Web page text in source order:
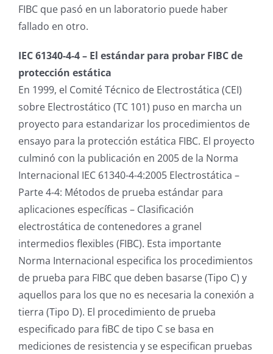
FIBC que pasó en un laboratorio puede haber
fallado en otro.
IEC 61340-4-4 – El estándar para probar FIBC de
protección estática
En 1999, el Comité Técnico de Electrostática (CEI)
sobre Electrostático (TC 101) puso en marcha un
proyecto para estandarizar los procedimientos de
ensayo para la protección estática FIBC. El proyecto
culminó con la publicación en 2005 de la Norma
Internacional IEC 61340-4-4:2005 Electrostática –
Parte 4-4: Métodos de prueba estándar para
aplicaciones específicas – Clasificación
electrostática de contenedores a granel
intermedios flexibles (FIBC). Esta importante
Norma Internacional especifica los procedimientos
de prueba para FIBC que deben basarse (Tipo C) y
aquellos para los que no es necesaria la conexión a
tierra (Tipo D). El procedimiento de prueba
especificado para fiBC de tipo C se basa en
mediciones de resistencia y se especifican pruebas